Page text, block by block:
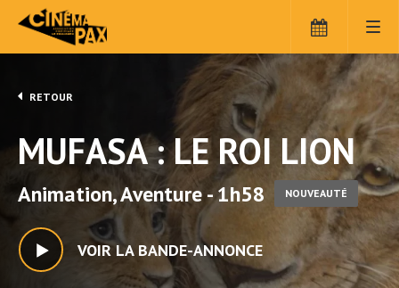
RETOUR
MUFASA : LE ROI LION
Animation, Aventure - 1h58 NOUVEAUTÉ
VOIR LA BANDE-ANNONCE